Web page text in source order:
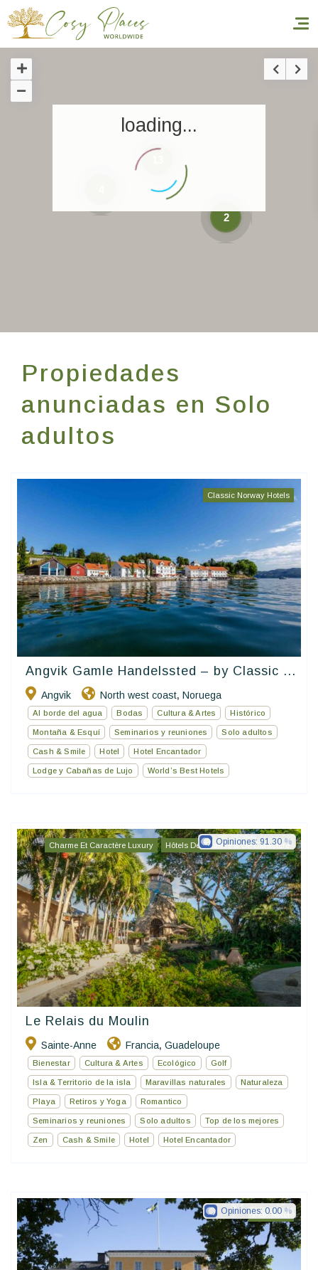
Inicio
Reservar una estancia
Nuestra colección mundial
World’s Best Hotels
ES
2
loading...
Propiedades
anunciadas en Solo
adultos
Classic Norway Hotels
Angvik Gamle Handelssted – by Classic ...
Angvik North west coast, Noruega
Al borde del agua Bodas Cultura & Artes Histórico
Montaña & Esquí Seminarios y reuniones Solo adultos
Cash & Smile Hotel Hotel Encantador
Lodge y Cabañas de Lujo World’s Best Hotels
Charme Et Caractère Luxury Hôtels De Charme & De Caractère
Le Relais du Moulin
Sainte-Anne Francia, Guadeloupe
Opiniones: 91.30
Bienestar Cultura & Artes Ecológico Golf
Isla & Territorio de la isla Maravillas naturales Naturaleza
Playa Retiros y Yoga Romantico
Seminarios y reuniones Solo adultos Top de los mejores
Zen Cash & Smile Hotel Hotel Encantador
Petit Hotel
Opiniones: 0.00